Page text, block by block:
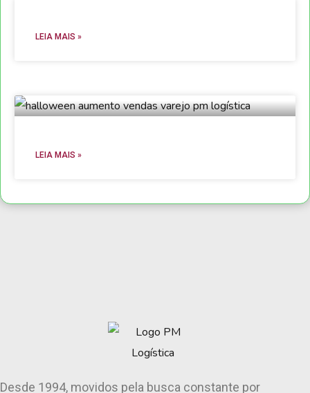
LEIA MAIS »
LEIA MAIS »
Desde 1994, movidos pela busca constante por